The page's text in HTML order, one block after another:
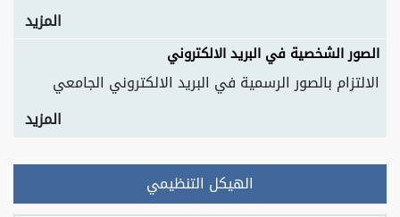
المزيد
الصور الشخصية في البريد الالكتروني
الالتزام بالصور الرسمية في البريد الالكتروني الجامعي
المزيد
الهيكل التنظيمي